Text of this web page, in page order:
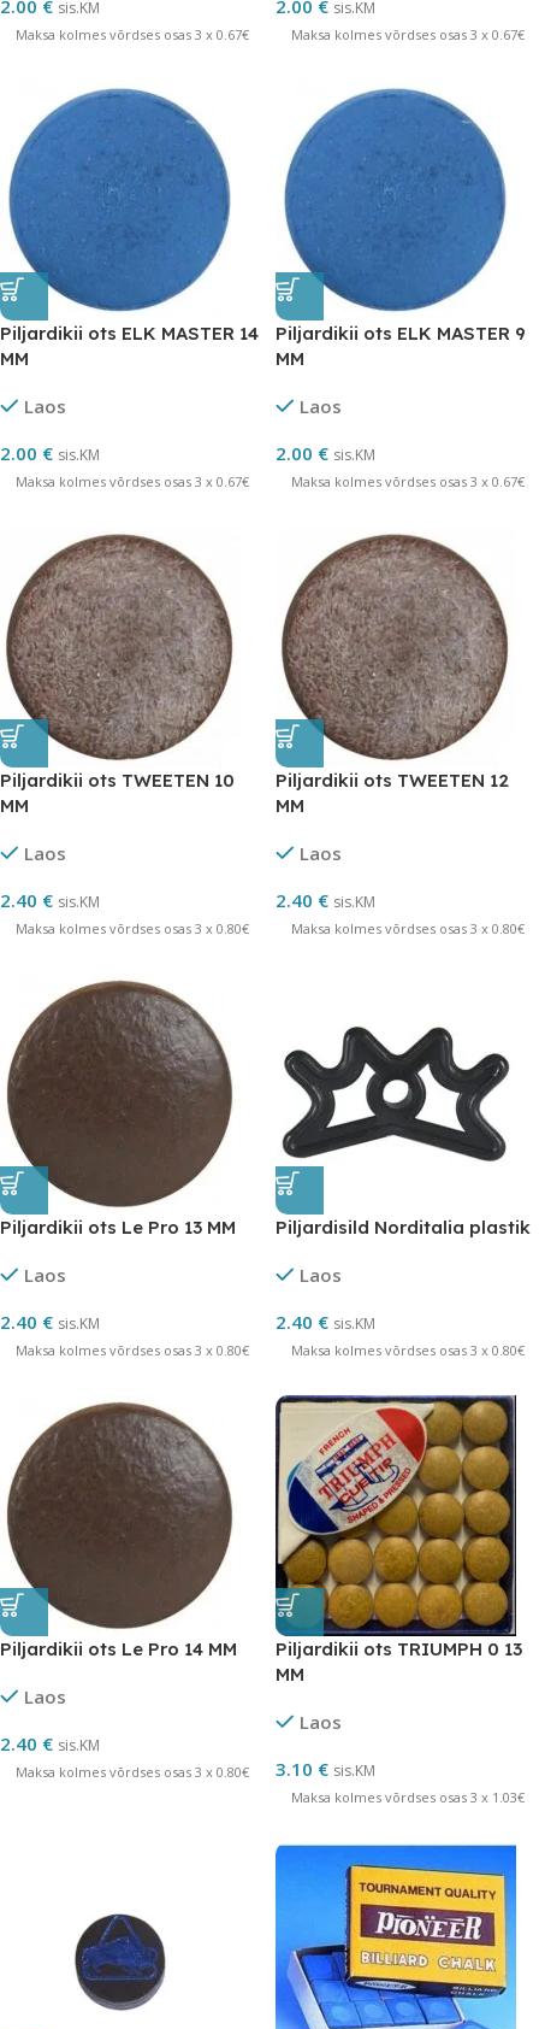
2.00 € sis.KM
Maksa kolmes võrdses osas 3 x 0.67€
2.00 € sis.KM
Maksa kolmes võrdses osas 3 x 0.67€
Piljardikii ots ELK MASTER 14
MM
Laos
2.00 € sis.KM
Maksa kolmes võrdses osas 3 x 0.67€
Piljardikii ots ELK MASTER 9
MM
Laos
2.00 € sis.KM
Maksa kolmes võrdses osas 3 x 0.67€
Piljardikii ots TWEETEN 10
MM
Laos
2.40 € sis.KM
Maksa kolmes võrdses osas 3 x 0.80€
Piljardikii ots TWEETEN 12
MM
Laos
2.40 € sis.KM
Maksa kolmes võrdses osas 3 x 0.80€
Piljardikii ots Le Pro 13 MM
Laos
2.40 € sis.KM
Maksa kolmes võrdses osas 3 x 0.80€
Piljardisild Norditalia plastik
Laos
2.40 € sis.KM
Maksa kolmes võrdses osas 3 x 0.80€
Piljardikii ots Le Pro 14 MM
Laos
2.40 € sis.KM
Maksa kolmes võrdses osas 3 x 0.80€
Piljardikii ots TRIUMPH 0 13
MM
Laos
3.10 € sis.KM
Maksa kolmes võrdses osas 3 x 1.03€